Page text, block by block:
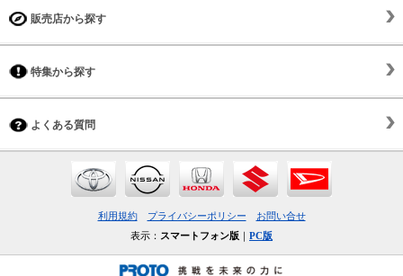
販売店から探す
特集から探す
よくある質問
利用規約 プライバシーポリシー
お問い合せ
表示： スマートフォン版 ｜ PC版